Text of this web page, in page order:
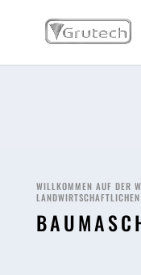
WILLKOMMEN AUF DER